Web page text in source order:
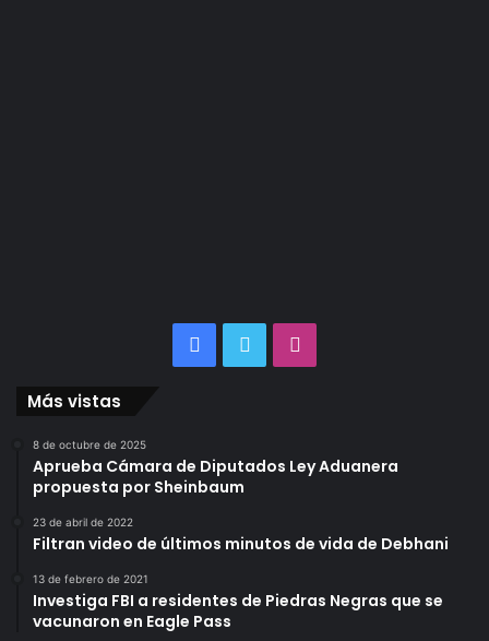
Facebook
Twitter
Más vistas
8 de octubre de 2025
Aprueba Cámara de Diputados Ley Aduanera
propuesta por Sheinbaum
23 de abril de 2022
Filtran video de últimos minutos de vida de Debhani
13 de febrero de 2021
Investiga FBI a residentes de Piedras Negras que se
vacunaron en Eagle Pass